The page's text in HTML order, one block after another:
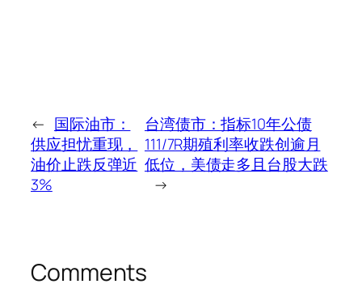
← 国际油市：
供应担忧重现，
油价止跌反弹近
3%
台湾债市：指标10年公债
111/7R期殖利率收跌创逾月
低位，美债走多且台股大跌
→
Comments